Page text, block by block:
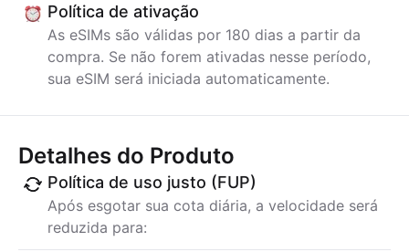
Política de ativação
As eSIMs são válidas por 180 dias a partir da
compra. Se não forem ativadas nesse período,
sua eSIM será iniciada automaticamente.
Detalhes do Produto
Política de uso justo (FUP)
Após esgotar sua cota diária, a velocidade será
reduzida para: